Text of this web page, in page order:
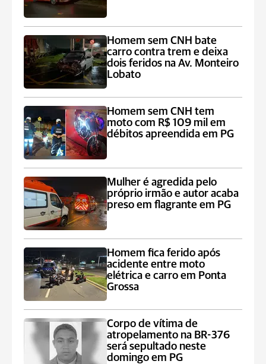
Homem sem CNH bate
carro contra trem e deixa
dois feridos na Av. Monteiro
Lobato
Homem sem CNH tem
moto com R$ 109 mil em
débitos apreendida em PG
Mulher é agredida pelo
próprio irmão e autor acaba
preso em flagrante em PG
Homem fica ferido após
acidente entre moto
elétrica e carro em Ponta
Grossa
Corpo de vítima de
atropelamento na BR-376
será sepultado neste
domingo em PG